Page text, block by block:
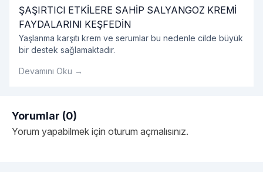
ŞAŞIRTICI ETKİLERE SAHİP SALYANGOZ KREMİ
FAYDALARINI KEŞFEDİN
Yaşlanma karşıtı krem ve serumlar bu nedenle cilde büyük
bir destek sağlamaktadır.
Devamını Oku →
Yorumlar (0)
Yorum yapabilmek için oturum açmalısınız.